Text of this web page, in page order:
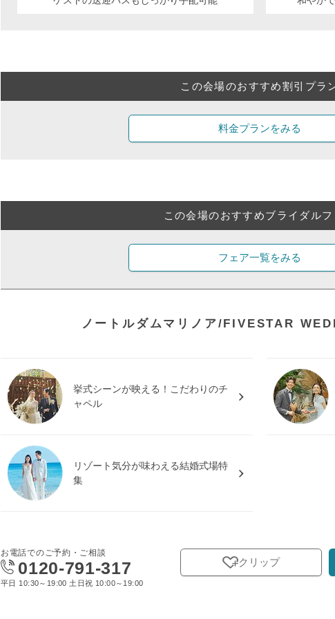
この会場のおすすめ割引プラ
料金プランをみる
この会場のおすすめブライダル
フェア一覧をみる
ノートルダムマリノア/FIVESTAR
挙式シーンが映える！こだわりのチ
ャペル
リゾート気分が味わえる結婚式場特
集
お電話でのご予約・ご相談
0120-791-317
平日 10:30～19:00 土日祝 10:00～19:00
クリップ